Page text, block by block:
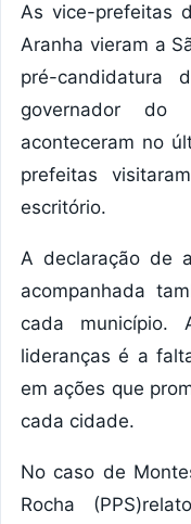
As vice-prefeitas
Aranha vieram a
pré-candidatura
governador do
aconteceram no
prefeitas
escritório.
A declaração de
acompanhada
cada município.
lideranças é a
em ações que
cada cidade.
No caso de
Rocha